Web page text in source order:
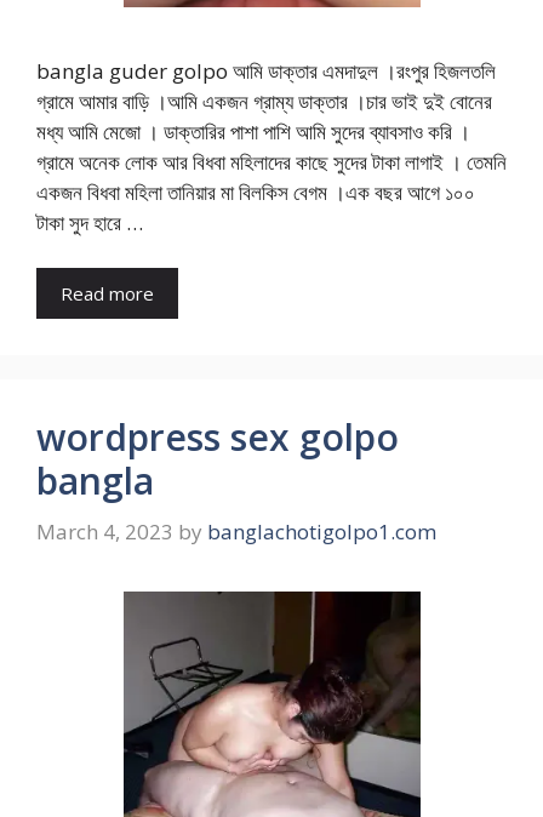
bangla guder golpo আমি ডাক্তার এমদাদুল ।রংপুর হিজলতলি
গ্রামে আমার বাড়ি ।আমি একজন গ্রাম্য ডাক্তার ।চার ভাই দুই বোনের
মধ্য আমি মেজো । ডাক্তারির পাশা পাশি আমি সুদের ব্যাবসাও করি ।
গ্রামে অনেক লোক আর বিধবা মহিলাদের কাছে সুদের টাকা লাগাই । তেমনি
একজন বিধবা মহিলা তানিয়ার মা বিলকিস বেগম ।এক বছর আগে ১০০
টাকা সুদ হারে …
Read more
wordpress sex golpo
bangla
March 4, 2023 by banglachotigolpo1.com